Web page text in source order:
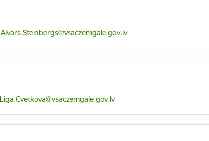
E-pasts:
Alvars.Steinbergs@vsaczemgale.gov.lv
E-pasts:
Liga.Cvetkova@vsaczemgale.gov.lv